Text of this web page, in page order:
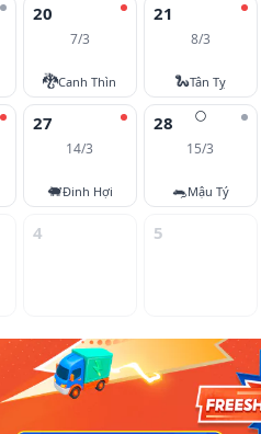
20
7/3
🐉Canh Thìn
21
8/3
🐍Tân Tỵ
27
14/3
🐖Đinh Hợi
🌕
28
15/3
🐀Mậu Tý
4 5